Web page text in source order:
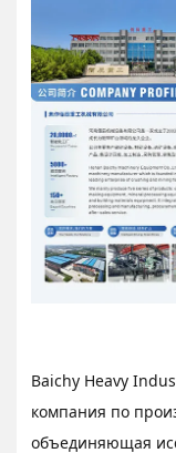
Baichy Heavy
компания по
объединяющая